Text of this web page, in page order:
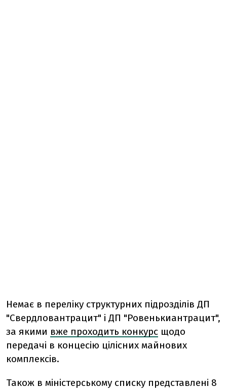
Немає в переліку структурних підрозділів ДП ​​
"Свердловантрацит" і ДП "Ровенькиантрацит",
за якими вже проходить конкурс щодо
передачі в концесію цілісних майнових
комплексів.
Також в міністерському списку представлені 8